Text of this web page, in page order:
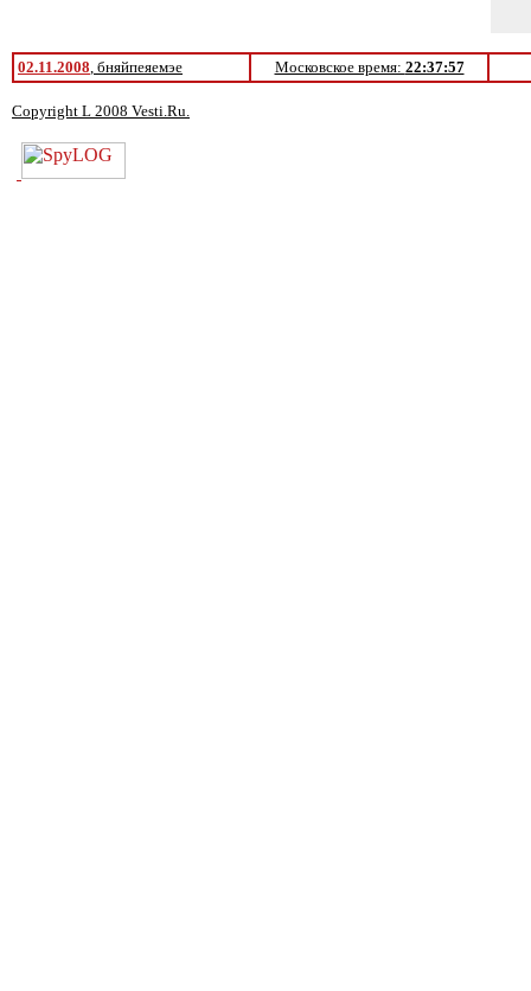
02.11.2008, бняйпеяемэе Московское время: 22:37:57
Copyright L 2008 Vesti.Ru.